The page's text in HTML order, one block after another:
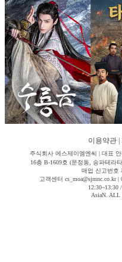
이용약관
주식회사 에스제이엠엔씨 | 대표
16층 B-1609호 (문정동, 송파테라
매업 신고번호
고객센터 cs_moa@sjmnc.co.kr
AsiaN. ALL